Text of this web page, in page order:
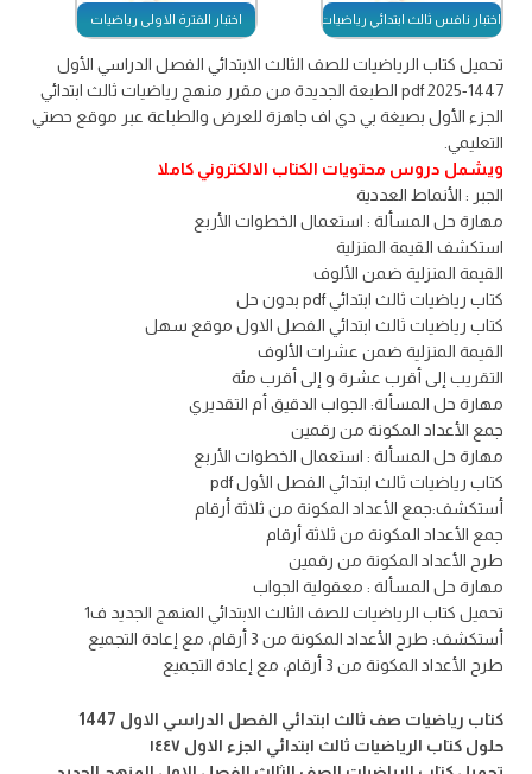
اختبار نافس ثالث ابتدائي رياضيات الفصل الأول 1447 اختبار الفترة الاولى رياضيات
تحميل كتاب الرياضيات للصف الثالث الابتدائي الفصل الدراسي الأول
1447-2025 pdf الطبعة الجديدة من مقرر منهج رياضيات ثالث ابتدائي
الجزء الأول بصيغة بي دي اف جاهزة للعرض والطباعة عبر موقع حصتي
التعليمي.
ويشمل دروس محتويات الكتاب الالكتروني كاملا
الجبر : الأنماط العددية
مهارة حل المسألة : استعمال الخطوات الأربع
استكشف القيمة المنزلية
القيمة المنزلية ضمن الألوف
كتاب رياضيات ثالث ابتدائي pdf بدون حل
كتاب رياضيات ثالث ابتدائي الفصل الاول موقع سهل
القيمة المنزلية ضمن عشرات الألوف
التقريب إلى أقرب عشرة و إلى أقرب مئة
مهارة حل المسألة: الجواب الدقيق أم التقديري
جمع الأعداد المكونة من رقمين
مهارة حل المسألة : استعمال الخطوات الأربع
كتاب رياضيات ثالث ابتدائي الفصل الأول pdf
أستكشف:جمع الأعداد المكونة من ثلاثة أرقام
جمع الأعداد المكونة من ثلاثة أرقام
طرح الأعداد المكونة من رقمين
مهارة حل المسألة : معقولية الجواب
تحميل كتاب الرياضيات للصف الثالث الابتدائي المنهج الجديد ف1
أستكشف: طرح الأعداد المكونة من 3 أرقام، مع إعادة التجميع
طرح الأعداد المكونة من 3 أرقام، مع إعادة التجميع
كتاب رياضيات صف ثالث ابتدائي الفصل الدراسي الاول 1447
حلول كتاب الرياضيات ثالث ابتدائي الجزء الاول ١٤٤٧